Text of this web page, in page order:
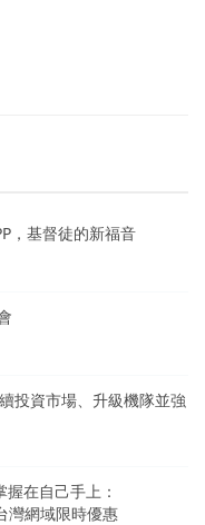
，基督徒的新福音
投資市場、升級機隊並強
在自己手上：
灣網域限時優惠